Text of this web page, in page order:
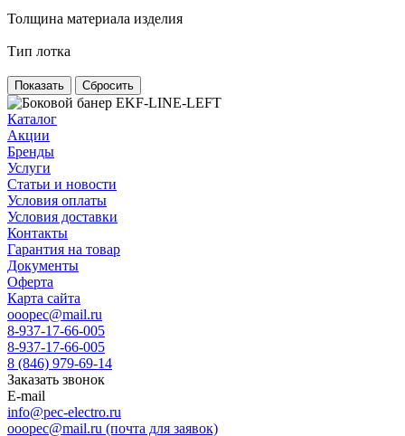
Толщина материала изделия
Тип лотка
Сбросить
Каталог
Акции
Бренды
Услуги
Статьи и новости
Условия оплаты
Условия доставки
Контакты
Гарантия на товар
Документы
Оферта
Карта сайта
ooopec@mail.ru
8-937-17-66-005
8-937-17-66-005
8 (846) 979-69-14
Заказать звонок
E-mail
info@pec-electro.ru
ooopec@mail.ru (почта для заявок)